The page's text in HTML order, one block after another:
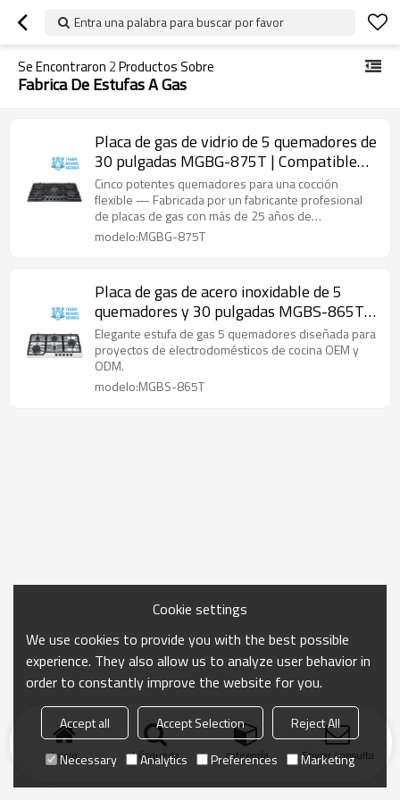
Entra una palabra para buscar por favor
Se Encontraron 2Productos Sobre
Fabrica De Estufas A Gas​
Placa de gas de vidrio de 5 quemadores de
30 pulgadas MGBG-875T | Compatible
con OEM y ODM
Cinco potentes quemadores para una cocción
flexible — Fabricada por un fabricante profesional
de placas de gas con más de 25 años de
experiencia.
modelo:MGBG-875T
Placa de gas de acero inoxidable de 5
quemadores y 30 pulgadas MGBS-865T |
Compatible con OEM y ODM
Elegante estufa de gas 5 quemadores diseñada para
proyectos de electrodomésticos de cocina OEM y
ODM.
modelo:MGBS-865T
Inicio búsqueda categoría Enviar consulta
Cookie settings
We use cookies to provide you with the best possible
experience. They also allow us to analyze user behavior in
order to constantly improve the website for you.
Accept all Accept Selection
Reject All
Necessary
Analytics Preferences Marketing